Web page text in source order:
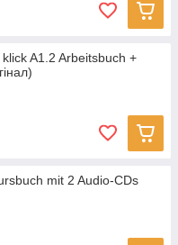
A1.2 Arbeitsbuch +
mit 2 Audio-CDs